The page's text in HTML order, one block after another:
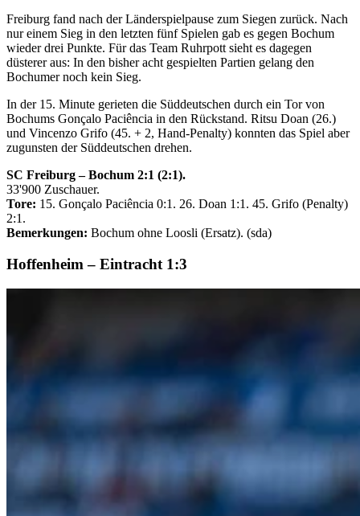
Freiburg fand nach der Länderspielpause zum Siegen zurück. Nach
nur einem Sieg in den letzten fünf Spielen gab es gegen Bochum
wieder drei Punkte. Für das Team Ruhrpott sieht es dagegen
düsterer aus: In den bisher acht gespielten Partien gelang den
Bochumer noch kein Sieg.
In der 15. Minute gerieten die Süddeutschen durch ein Tor von
Bochums Gonçalo Paciência in den Rückstand. Ritsu Doan (26.)
und Vincenzo Grifo (45. + 2, Hand-Penalty) konnten das Spiel aber
zugunsten der Süddeutschen drehen.
SC Freiburg – Bochum 2:1 (2:1).
33'900 Zuschauer.
Tore: 15. Gonçalo Paciência 0:1. 26. Doan 1:1. 45. Grifo (Penalty)
2:1.
Bemerkungen: Bochum ohne Loosli (Ersatz). (sda)
Hoffenheim – Eintracht 1:3